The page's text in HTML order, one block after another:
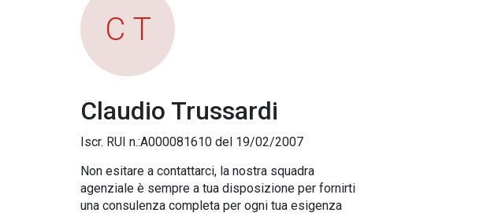
C T
Claudio Trussardi
Iscr. RUI n.:A000081610 del 19/02/2007
Non esitare a contattarci, la nostra squadra
agenziale è sempre a tua disposizione per fornirti
una consulenza completa per ogni tua esigenza